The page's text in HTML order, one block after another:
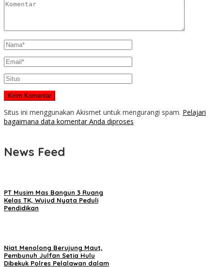
Situs ini menggunakan Akismet untuk mengurangi spam. Pelajari
bagaimana data komentar Anda diproses
News Feed
PT Musim Mas Bangun 3 Ruang
Kelas TK, Wujud Nyata Peduli
Pendidikan
Niat Menolong Berujung Maut,
Pembunuh Julfan Setia Hulu
Dibekuk Polres Pelalawan dalam